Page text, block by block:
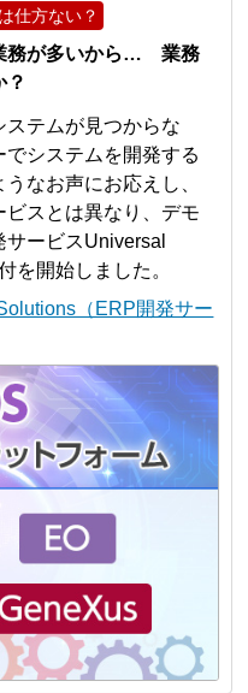
仕方ない？
務が多いから… 業務
？
ステムが見つからな
システムを開発する
なお声にお応えし、
スとは異なり、デモ
ービスUniversal
を開始しました。
（ERP開発サー